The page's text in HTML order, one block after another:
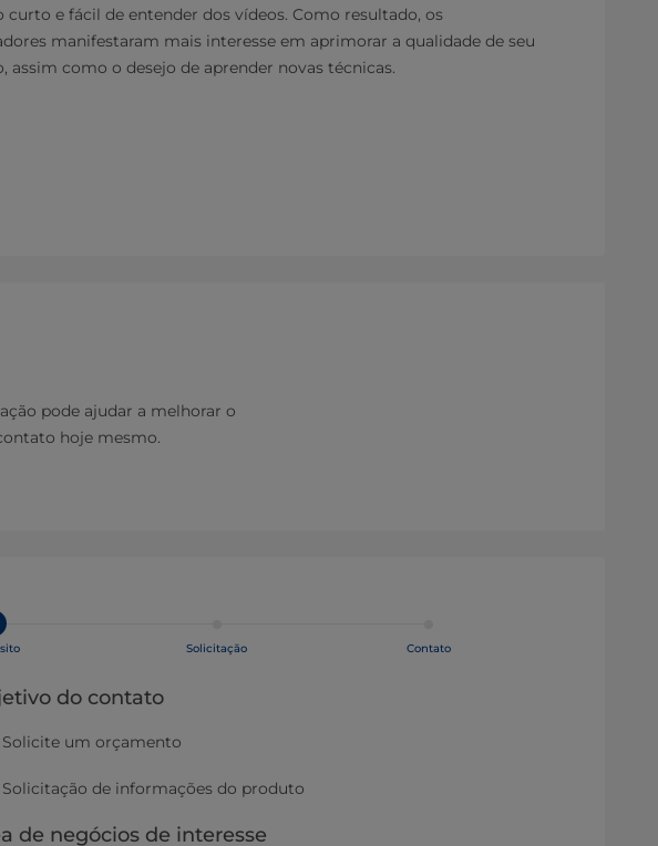
curto e fácil de entender dos vídeos. Como resultado, os
manifestaram mais interesse em aprimorar a qualidade de seu
assim como o desejo de aprender novas técnicas.
pode ajudar a melhorar o
hoje mesmo.
Solicitação Contato
do contato
Solicite um orçamento
Solicitação de informações do produto
de negócios de interesse